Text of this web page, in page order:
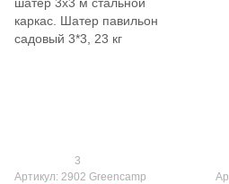
3
Артикул: 2902 Greencamp